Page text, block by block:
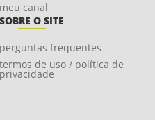
meu canal
SOBRE O SITE
perguntas frequentes
termos de uso / política de
privacidade